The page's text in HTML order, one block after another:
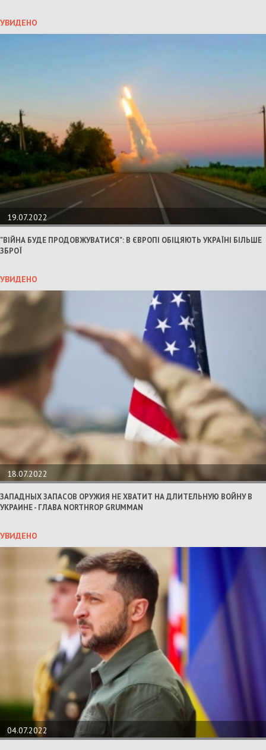
УВИДЕНО
19.07.2022
"ВІЙНА БУДЕ ПРОДОВЖУВАТИСЯ": В ЄВРОПІ ОБІЦЯЮТЬ УКРАЇНІ БІЛЬШЕ
ЗБРОЇ
УВИДЕНО
18.07.2022
ЗАПАДНЫХ ЗАПАСОВ ОРУЖИЯ НЕ ХВАТИТ НА ДЛИТЕЛЬНУЮ ВОЙНУ В
УКРАИНЕ - ГЛАВА NORTHROP GRUMMAN
УВИДЕНО
04.07.2022